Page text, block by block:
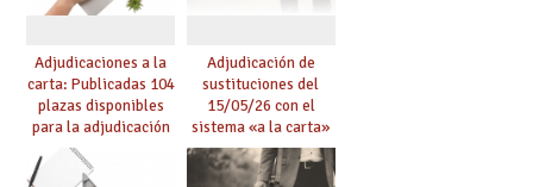
Adjudicaciones a la
carta: Publicadas 104
plazas disponibles
para la adjudicación
de mañana y abierto
plazo de solicitudes
Adjudicación de
sustituciones del
15/05/26 con el
sistema «a la carta»
conseguido con el
Acuerdo de Mejoras